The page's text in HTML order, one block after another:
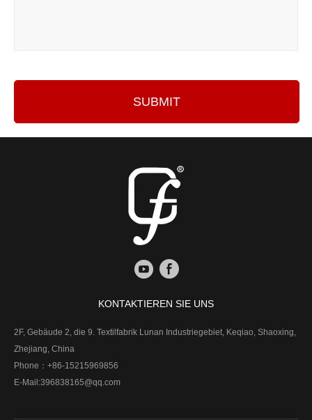
SUBMIT
KONTAKTIEREN SIE UNS
2F, Gebäude 2, die 9. Textilfabrik Lunan Industriegebiet, Keqiao, Shaoxing,
Zhejiang, China
Phone： +86-15215969856
E-Mail:396838165@qq.com